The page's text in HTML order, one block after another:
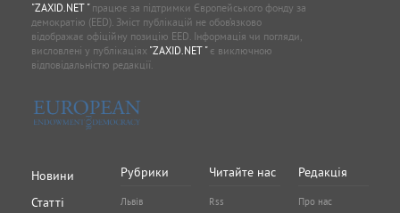
"ZAXID.NET "працює за підтримки Європейського фонду за
демократію (EED). Зміст публікацій не обов’язково
відображає офіційну позицію EED. Інформація чи погляди,
висловлені у публікаціях "ZAXID.NET "є виключною
відповідальністю редакції.
Новини
Статті
Рубрики
Львів
Читайте нас
Rss
Редакція
Про нас